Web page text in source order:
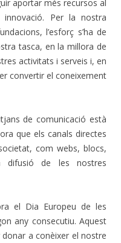
aportar més recursos al
Per la nostra
l’esforç s’ha de
tasca, en la millora de
activitats i serveis i, en
convertir el coneixement
de comunicació està
que els canals directes
com webs, blocs,
difusió de les nostres
el Dia Europeu de les
any consecutiu. Aquest
a conèixer el nostre